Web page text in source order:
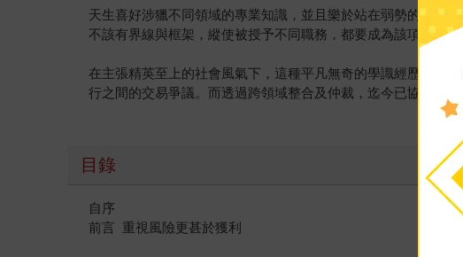
天生喜好涉獵不同領域的專業知識，並且樂於站在弱勢的一方
不該有界線與框架，縱使被授予不同職務，都要成為該項職務及
在主張精英至上的社會風氣下，這種平凡無奇的學識經歷，卻
行之間的交易爭議。而透過跨領域整合及仲裁，迄今已協助數
目錄
自序
前言 重視風險更甚於獲利